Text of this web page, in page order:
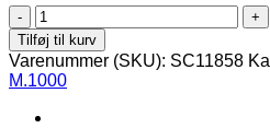
X-
axis
M.1000
antal
Tilføj til kurv
Varenummer (SKU): SC11858
M.1000